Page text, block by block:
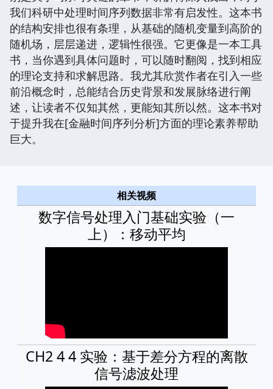
我们科研中处理时间序列数据非常有启发性。这本书
的结构安排也很有条理，从基础的随机变量到高阶的
随机场，层层递进，逻辑性很强。它更像是一本工具
书，当你遇到具体问题时，可以随时翻阅，找到相应
的理论支持和求解思路。我尤其欣赏作者在引入一些
前沿概念时，总能结合历史背景和发展脉络进行阐
述，让读者不仅知其然，更能知其所以然。这本书对
于提升我在[金融时间序列分析]方面的理论素养帮助
巨大。
相关视频
数字信号处理入门基础实验（一
上）：移动平均
CH2 4 4 实验：基于差分方程的离散
信号滤波处理